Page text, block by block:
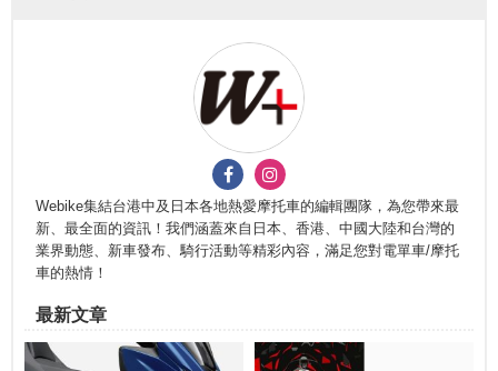
Webike集結台港中及日本各地熱愛摩托車的編輯團隊，為您帶來最
新、最全面的資訊！我們涵蓋來自日本、香港、中國大陸和台灣的
業界動態、新車發布、騎行活動等精彩內容，滿足您對電單車/摩托
車的熱情！
最新文章